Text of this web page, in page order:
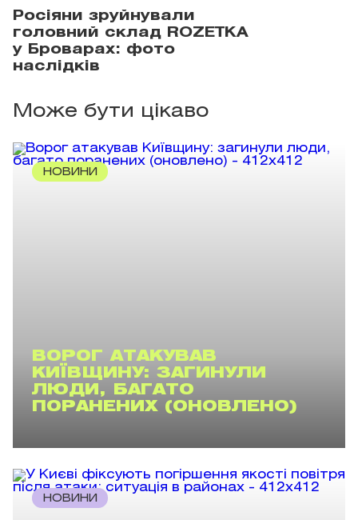
Росіяни зруйнували
головний склад ROZETKA
у Броварах: фото
наслідків
Може бути цікаво
НОВИНИ
ВОРОГ АТАКУВАВ
КИЇВЩИНУ: ЗАГИНУЛИ
ЛЮДИ, БАГАТО
ПОРАНЕНИХ (ОНОВЛЕНО)
НОВИНИ